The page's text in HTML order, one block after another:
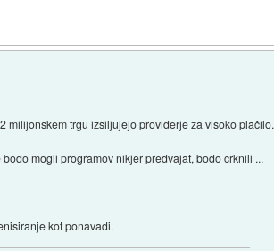
milijonskem trgu izsiljujejo providerje za visoko plačilo.
mogli programov nikjer predvajat, bodo crknili ...
kot ponavadi.